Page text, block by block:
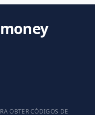
OBTER CÓDIGOS DE